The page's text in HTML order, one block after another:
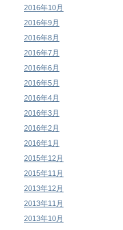
2016年10月
2016年9月
2016年8月
2016年7月
2016年6月
2016年5月
2016年4月
2016年3月
2016年2月
2016年1月
2015年12月
2015年11月
2013年12月
2013年11月
2013年10月